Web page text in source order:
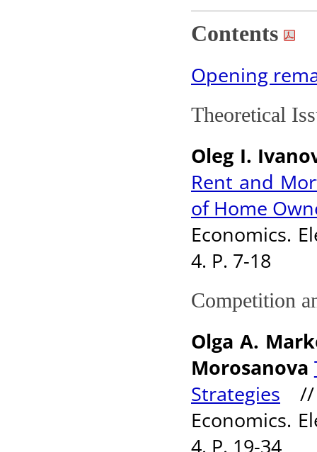
Contents
Opening
Theoretical
Oleg I.
Rent and
of Home
Economics.
4. P. 7-18
Competition
Olga A.
Morosanova
Strategies //
Economics.
4. P. 19-34